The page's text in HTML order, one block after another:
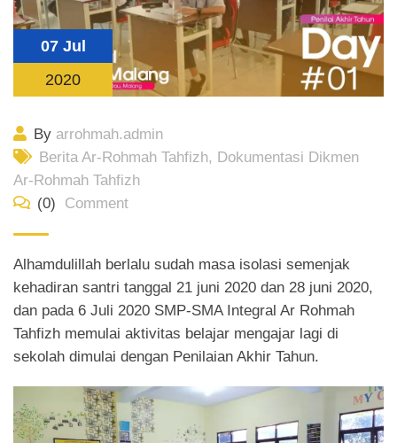
07 Jul
2020
By arrohmah.admin
Berita Ar-Rohmah Tahfizh, Dokumentasi Dikmen
Ar-Rohmah Tahfizh
(0)
Comment
Alhamdulillah berlalu sudah masa isolasi semenjak
kehadiran santri tanggal 21 juni 2020 dan 28 juni 2020,
dan pada 6 Juli 2020 SMP-SMA Integral Ar Rohmah
Tahfizh memulai aktivitas belajar mengajar lagi di
sekolah dimulai dengan Penilaian Akhir Tahun.